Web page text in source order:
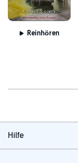
Reinhören
Hilfe